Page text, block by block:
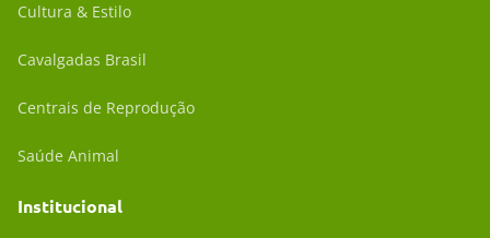
Cultura & Estilo
Cavalgadas Brasil
Centrais de Reprodução
Saúde Animal
Institucional